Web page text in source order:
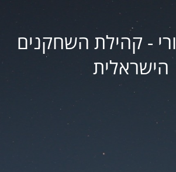
- קהילת השחקנים
הישראלית